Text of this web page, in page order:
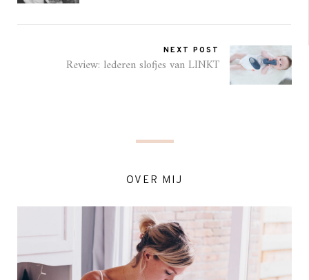
NEXT POST
Review: lederen slofjes van LINKT
OVER MIJ